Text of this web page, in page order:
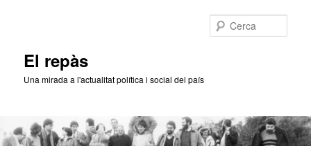
El repàs
Una mirada a l'actualitat política i social del país